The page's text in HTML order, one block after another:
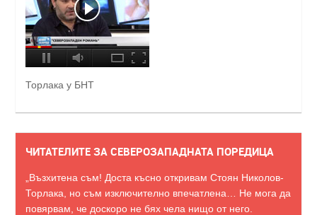
Торлака у БНТ
ЧИТАТЕЛИТЕ ЗА СЕВЕРОЗАПАДНАТА ПОРЕДИЦА
„Възхитена съм! Доста късно откривам Стоян Николов-
Торлака, но съм изключително впечатлена… Не мога да
повярвам, че доскоро не бях чела нищо от него.